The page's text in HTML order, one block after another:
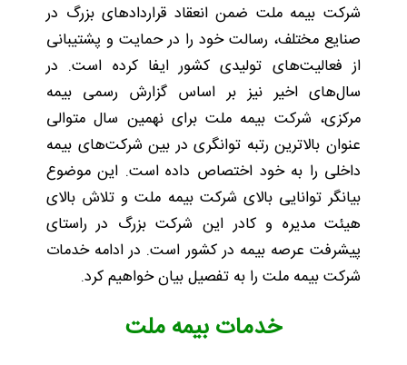
شرکت بیمه ملت ضمن انعقاد قراردادهای بزرگ در
صنایع مختلف، رسالت خود را در حمایت و پشتیبانی
از فعالیت‌های تولیدی کشور ایفا کرده است. در
سال‌های اخیر نیز بر اساس گزارش رسمی بیمه
مرکزی، شرکت بیمه ملت برای نهمین سال متوالی
عنوان بالاترین رتبه توانگری در بین شرکت‌های بیمه
داخلی را به خود اختصاص داده است. این موضوع
بیانگر توانایی بالای شرکت بیمه ملت و تلاش بالای
هیئت مدیره و کادر این شرکت بزرگ در راستای
پیشرفت عرصه بیمه در کشور است. در ادامه خدمات
شرکت بیمه ملت را به تفصیل بیان خواهیم کرد.
خدمات بیمه ملت